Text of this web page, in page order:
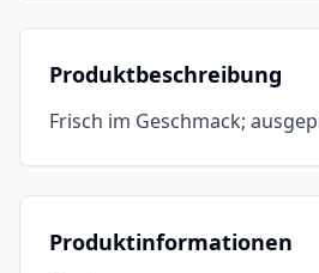
Produktbeschreibung
Frisch im Geschmack;
Produktinformationen